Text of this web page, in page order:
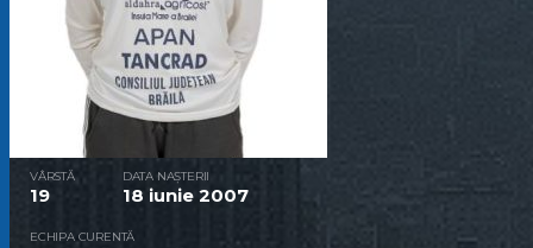
VÂRSTĂ
19
DATA NAȘTERII
18 iunie 2007
ECHIPA CURENTĂ